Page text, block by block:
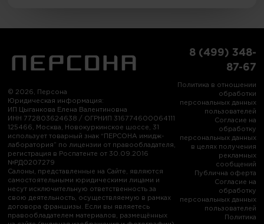
© 2026, Персона
Юридическая информация:
ИП Цыганкова Елена Валентиновна
ИНН 772803624638 / ОГРНИП 316774600064111
125466, Москва, Новокуркинское шоссе, 31
использует товарный знак “ПЕРСОНА имидж-
лаборатория” по лицензии от правообладателя,
регистрация в Роспатенте от 30.09.2016
№РД0207279
Салоны, представленные на Сайте, являются
самостоятельными юридическими лицами и
несут исключительную ответственность за
свою деятельность, осуществляемую в рамках
договора франшизы. Если вы являетесь
правообладателем материалов, размещённых
8 (499) 348-
87-67
Политика в отношении
обработки
персональных данных
пользователей
Согласие на
обработку
персональных данных
в целях получения
рекламных
сообщений
Публична оферта
Согласие на
обработку
персональных данных
пользователей
Политика